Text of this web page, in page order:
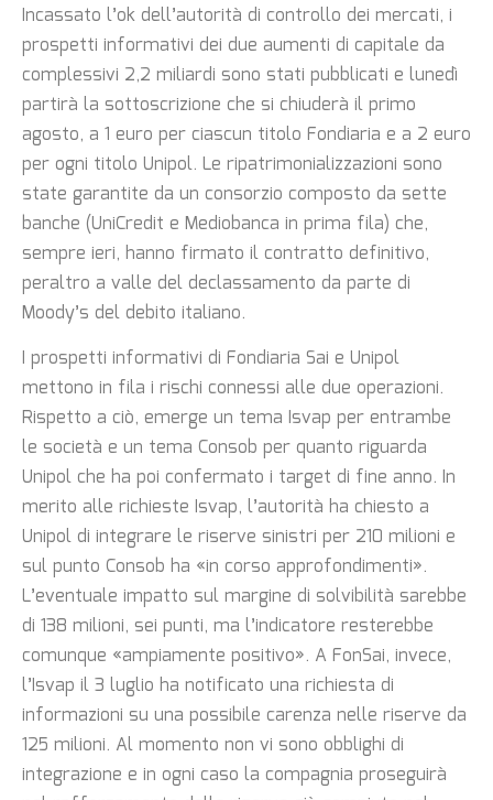
Incassato l’ok dell’autorità di controllo dei mercati, i
prospetti informativi dei due aumenti di capitale da
complessivi 2,2 miliardi sono stati pubblicati e lunedì
partirà la sottoscrizione che si chiuderà il primo
agosto, a 1 euro per ciascun titolo Fondiaria e a 2 euro
per ogni titolo Unipol. Le ripatrimonializzazioni sono
state garantite da un consorzio composto da sette
banche (UniCredit e Mediobanca in prima fila) che,
sempre ieri, hanno firmato il contratto definitivo,
peraltro a valle del declassamento da parte di
Moody’s del debito italiano.
I prospetti informativi di Fondiaria Sai e Unipol
mettono in fila i rischi connessi alle due operazioni.
Rispetto a ciò, emerge un tema Isvap per entrambe
le società e un tema Consob per quanto riguarda
Unipol che ha poi confermato i target di fine anno. In
merito alle richieste Isvap, l’autorità ha chiesto a
Unipol di integrare le riserve sinistri per 210 milioni e
sul punto Consob ha «in corso approfondimenti».
L’eventuale impatto sul margine di solvibilità sarebbe
di 138 milioni, sei punti, ma l’indicatore resterebbe
comunque «ampiamente positivo». A FonSai, invece,
l’Isvap il 3 luglio ha notificato una richiesta di
informazioni su una possibile carenza nelle riserve da
125 milioni. Al momento non vi sono obblighi di
integrazione e in ogni caso la compagnia proseguirà